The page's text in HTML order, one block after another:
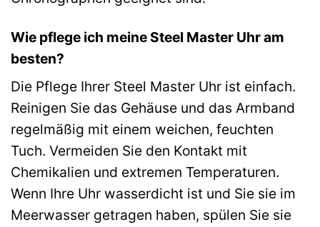
Wie pflege ich meine Steel Master Uhr am
besten?
Die Pflege Ihrer Steel Master Uhr ist einfach.
Reinigen Sie das Gehäuse und das Armband
regelmäßig mit einem weichen, feuchten
Tuch. Vermeiden Sie den Kontakt mit
Chemikalien und extremen Temperaturen.
Wenn Ihre Uhr wasserdicht ist und Sie sie im
Meerwasser getragen haben, spülen Sie sie